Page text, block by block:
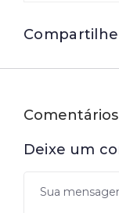
Compartilhe
Comentários
Deixe um